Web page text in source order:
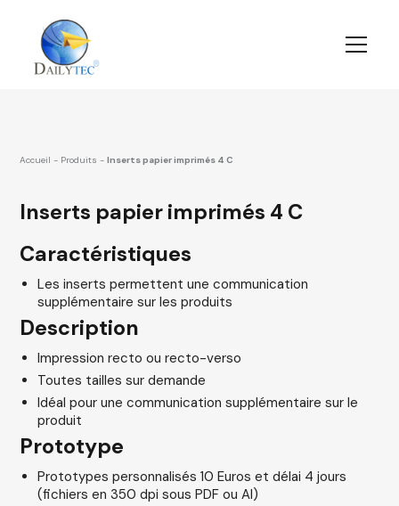
Accueil - Produits - Inserts papier imprimés 4 C
Inserts papier imprimés 4 C
Caractéristiques
Les inserts permettent une communication
supplémentaire sur les produits
Description
Impression recto ou recto-verso
Toutes tailles sur demande
Idéal pour une communication supplémentaire sur le
produit
Prototype
Prototypes personnalisés 10 Euros et délai 4 jours
(fichiers en 350 dpi sous PDF ou AI)